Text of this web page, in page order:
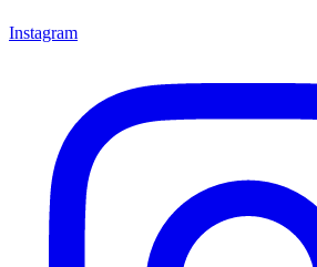
Instagram